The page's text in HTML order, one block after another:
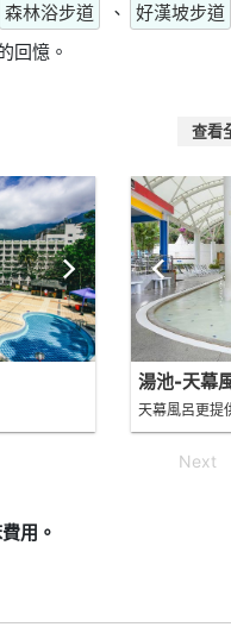
森林浴步道 、 好漢坡步道
回憶。
查看
湯池-天幕
天幕風呂更提
用。